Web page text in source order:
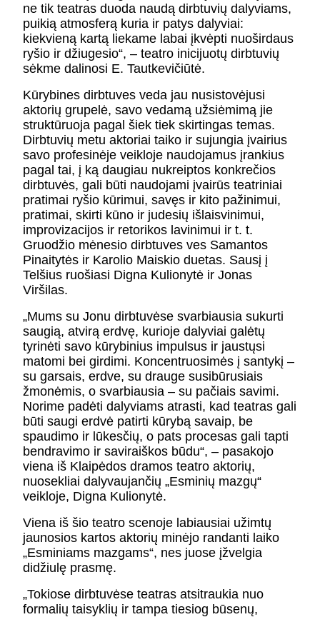
ne tik teatras duoda naudą dirbtuvių dalyviams,
puikią atmosferą kuria ir patys dalyviai:
kiekvieną kartą liekame labai įkvėpti nuoširdaus
ryšio ir džiugesio“, – teatro inicijuotų dirbtuvių
sėkme dalinosi E. Tautkevičiūtė.
Kūrybines dirbtuves veda jau nusistovėjusi
aktorių grupelė, savo vedamą užsiėmimą jie
struktūruoja pagal šiek tiek skirtingas temas.
Dirbtuvių metu aktoriai taiko ir sujungia įvairius
savo profesinėje veikloje naudojamus įrankius
pagal tai, į ką daugiau nukreiptos konkrečios
dirbtuvės, gali būti naudojami įvairūs teatriniai
pratimai ryšio kūrimui, savęs ir kito pažinimui,
pratimai, skirti kūno ir judesių išlaisvinimui,
improvizacijos ir retorikos lavinimui ir t. t.
Gruodžio mėnesio dirbtuves ves Samantos
Pinaitytės ir Karolio Maiskio duetas. Sausį į
Telšius ruošiasi Digna Kulionytė ir Jonas
Viršilas.
„Mums su Jonu dirbtuvėse svarbiausia sukurti
saugią, atvirą erdvę, kurioje dalyviai galėtų
tyrinėti savo kūrybinius impulsus ir jaustųsi
matomi bei girdimi. Koncentruosimės į santykį –
su garsais, erdve, su drauge susibūrusiais
žmonėmis, o svarbiausia – su pačiais savimi.
Norime padėti dalyviams atrasti, kad teatras gali
būti saugi erdvė patirti kūrybą savaip, be
spaudimo ir lūkesčių, o pats procesas gali tapti
bendravimo ir saviraiškos būdu“, – pasakojo
viena iš Klaipėdos dramos teatro aktorių,
nuosekliai dalyvaujančių „Esminių mazgų“
veikloje, Digna Kulionytė.
Viena iš šio teatro scenoje labiausiai užimtų
jaunosios kartos aktorių minėjo randanti laiko
„Esminiams mazgams“, nes juose įžvelgia
didžiulę prasmę.
„Tokiose dirbtuvėse teatras atsitraukia nuo
formalių taisyklių ir tampa tiesiog būsenų,